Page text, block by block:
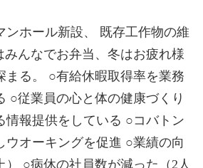
ンホール新設、 既存工作物の維
んなでお弁当、冬はお疲れ様
まる。 ○有給休暇取得率を業務
○従業員の心と体の健康づくり
情報提供をしている ○コバトン
ウオーキングを促進 ○業績の向
） ○病休の社員数が減った（2人